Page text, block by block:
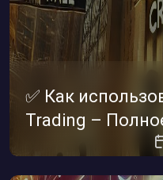
✅ Как
Trading –